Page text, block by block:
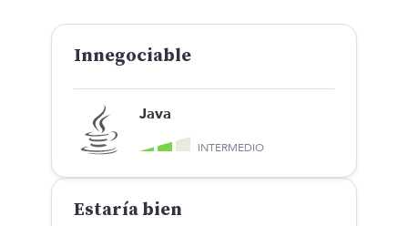
Innegociable
Java
INTERMEDIO
Estaría bien